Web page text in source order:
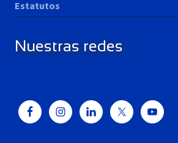
Estatutos
Nuestras redes